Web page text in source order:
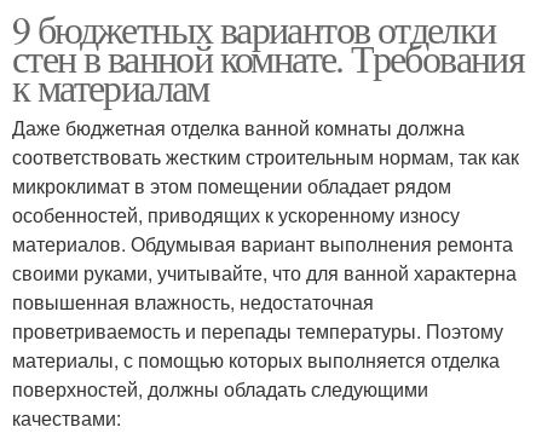
9 бюджетных вариантов отделки
стен в ванной комнате. Требования
к материалам
Даже бюджетная отделка ванной комнаты должна
соответствовать жестким строительным нормам, так как
микроклимат в этом помещении обладает рядом
особенностей, приводящих к ускоренному износу
материалов. Обдумывая вариант выполнения ремонта
своими руками, учитывайте, что для ванной характерна
повышенная влажность, недостаточная
проветриваемость и перепады температуры. Поэтому
материалы, с помощью которых выполняется отделка
поверхностей, должны обладать следующими
качествами: